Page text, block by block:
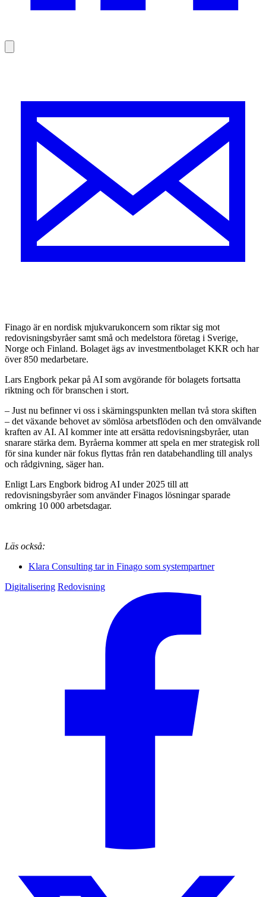
Finago är en nordisk mjukvarukoncern som riktar sig mot
redovisningsbyråer samt små och medelstora företag i Sverige,
Norge och Finland. Bolaget ägs av investmentbolaget KKR och har
över 850 medarbetare.
Lars Engbork pekar på AI som avgörande för bolagets fortsatta
riktning och för branschen i stort.
– Just nu befinner vi oss i skärningspunkten mellan två stora skiften
– det växande behovet av sömlösa arbetsflöden och den omvälvande
kraften av AI. AI kommer inte att ersätta redovisningsbyråer, utan
snarare stärka dem. Byråerna kommer att spela en mer strategisk roll
för sina kunder när fokus flyttas från ren databehandling till analys
och rådgivning, säger han.
Enligt Lars Engbork bidrog AI under 2025 till att
redovisningsbyråer som använder Finagos lösningar sparade
omkring 10 000 arbetsdagar.
Läs också:
Klara Consulting tar in Finago som systempartner
Digitalisering Redovisning